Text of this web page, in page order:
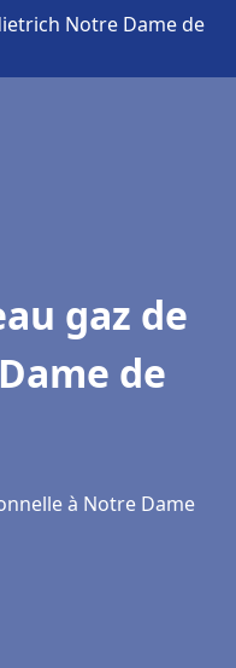
Notre Dame de
gaz de
de
à Notre Dame